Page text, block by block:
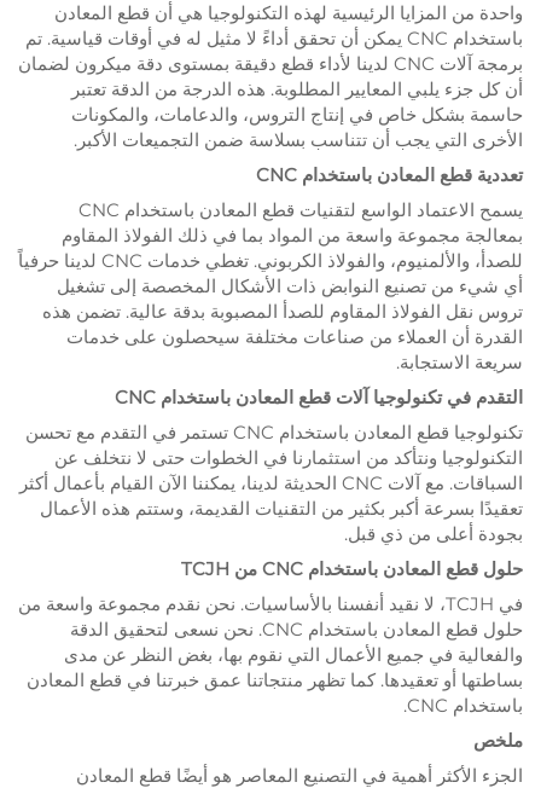
واحدة من المزايا الرئيسية لهذه التكنولوجيا هي أن قطع المعادن
باستخدام CNC يمكن أن تحقق أداءً لا مثيل له في أوقات قياسية. تم
برمجة آلات CNC لدينا لأداء قطع دقيقة بمستوى دقة ميكرون لضمان
أن كل جزء يلبي المعايير المطلوبة. هذه الدرجة من الدقة تعتبر
حاسمة بشكل خاص في إنتاج التروس، والدعامات، والمكونات
الأخرى التي يجب أن تتناسب بسلاسة ضمن التجميعات الأكبر.
تعددية قطع المعادن باستخدام CNC
يسمح الاعتماد الواسع لتقنيات قطع المعادن باستخدام CNC
بمعالجة مجموعة واسعة من المواد بما في ذلك الفولاذ المقاوم
للصدأ، والألمنيوم، والفولاذ الكربوني. تغطي خدمات CNC لدينا حرفياً
أي شيء من تصنيع النوابض ذات الأشكال المخصصة إلى تشغيل
تروس نقل الفولاذ المقاوم للصدأ المصبوبة بدقة عالية. تضمن هذه
القدرة أن العملاء من صناعات مختلفة سيحصلون على خدمات
سريعة الاستجابة.
التقدم في تكنولوجيا آلات قطع المعادن باستخدام CNC
تكنولوجيا قطع المعادن باستخدام CNC تستمر في التقدم مع تحسن
التكنولوجيا ونتأكد من استثمارنا في الخطوات حتى لا نتخلف عن
السباقات. مع آلات CNC الحديثة لدينا، يمكننا الآن القيام بأعمال أكثر
تعقيدًا بسرعة أكبر بكثير من التقنيات القديمة، وستتم هذه الأعمال
بجودة أعلى من ذي قبل.
حلول قطع المعادن باستخدام CNC من TCJH
في TCJH، لا نقيد أنفسنا بالأساسيات. نحن نقدم مجموعة واسعة من
حلول قطع المعادن باستخدام CNC. نحن نسعى لتحقيق الدقة
والفعالية في جميع الأعمال التي نقوم بها، بغض النظر عن مدى
بساطتها أو تعقيدها. كما تظهر منتجاتنا عمق خبرتنا في قطع المعادن
باستخدام CNC.
ملخص
الجزء الأكثر أهمية في التصنيع المعاصر هو أيضًا قطع المعادن